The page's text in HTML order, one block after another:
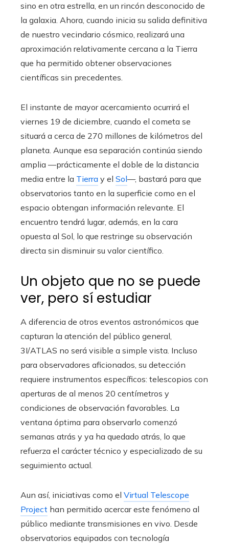
sino en otra estrella, en un rincón desconocido de
la galaxia. Ahora, cuando inicia su salida definitiva
de nuestro vecindario cósmico, realizará una
aproximación relativamente cercana a la Tierra
que ha permitido obtener observaciones
científicas sin precedentes.
El instante de mayor acercamiento ocurrirá el
viernes 19 de diciembre, cuando el cometa se
situará a cerca de 270 millones de kilómetros del
planeta. Aunque esa separación continúa siendo
amplia —prácticamente el doble de la distancia
media entre la Tierra y el Sol—, bastará para que
observatorios tanto en la superficie como en el
espacio obtengan información relevante. El
encuentro tendrá lugar, además, en la cara
opuesta al Sol, lo que restringe su observación
directa sin disminuir su valor científico.
Un objeto que no se puede
ver, pero sí estudiar
A diferencia de otros eventos astronómicos que
capturan la atención del público general,
3I/ATLAS no será visible a simple vista. Incluso
para observadores aficionados, su detección
requiere instrumentos específicos: telescopios con
aperturas de al menos 20 centímetros y
condiciones de observación favorables. La
ventana óptima para observarlo comenzó
semanas atrás y ya ha quedado atrás, lo que
refuerza el carácter técnico y especializado de su
seguimiento actual.
Aun así, iniciativas como el Virtual Telescope
Project han permitido acercar este fenómeno al
público mediante transmisiones en vivo. Desde
observatorios equipados con tecnología